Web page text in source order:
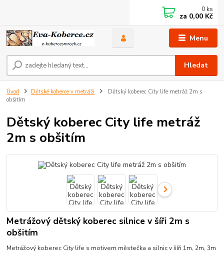
Menu
Hledat
0 ks
za 0,00 Kč
Úvod Dětské koberce v metráži
Dětský koberec City life metráž 2m s
obšitím
Dětský koberec City life metráž
2m s obšitím
Metrážový dětský koberec silnice v šíři 2m s
obšitím
Metrážový koberec City life s motivem městečka a silnic v šíři 1m, 2m, 3m